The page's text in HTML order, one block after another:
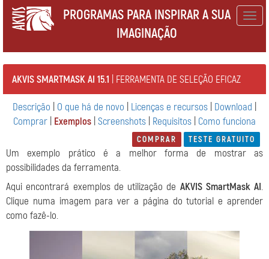
PROGRAMAS PARA INSPIRAR A SUA
IMAGINAÇÃO
AKVIS SMARTMASK AI 15.1 | FERRAMENTA DE SELEÇÃO EFICAZ
Descrição O que há de novo Licenças e recursos Download
Comprar Exemplos Screenshots Requisitos Como funciona
COMPRAR TESTE GRATUITO
Um exemplo prático é a melhor forma de mostrar as
possibilidades da ferramenta.
Aqui encontrará exemplos de utilização de AKVIS SmartMask AI.
Clique numa imagem para ver a página do tutorial e aprender
como fazê-lo.